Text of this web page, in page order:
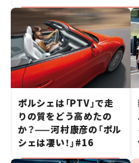
ポルシェは「PTV」で走
りの質をどう高めたの
か？——河村康彦の「ポル
シェは凄い！」#16